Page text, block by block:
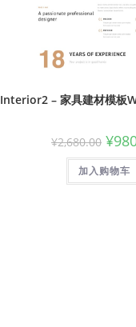
Interior2 – 家具建材模板
¥2,680.00 ¥
加入购物车